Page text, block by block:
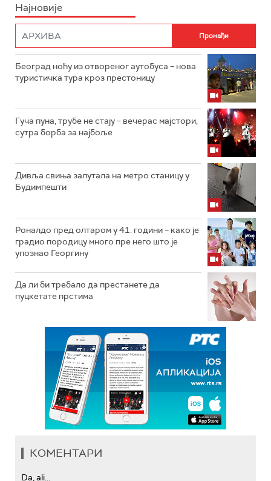
Најновије
Београд ноћу из отвореног аутобуса – нова
туристичка тура кроз престоницу
Гуча пуна, трубе не стају – вечерас мајстори,
сутра борба за најбоље
Дивља свиња залутала на метро станицу у
Будимпешти
Роналдо пред олтаром у 41. години – како је
градио породицу много пре него што је
упознао Георгину
Да ли би требало да престанете да
пуцкетате прстима
КОМЕНТАРИ
Da, ali...